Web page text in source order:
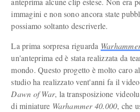
immagini e non sono ancora state
possiamo soltanto descriverle.
La prima sorpresa riguarda
un'anteprima ed è stata realizzata da
mondo. Questo progetto è molto caro
studio ha realizzato vent'anni fa il
Dawn of War, la transposizione
di miniature Warhammer 40.000, che